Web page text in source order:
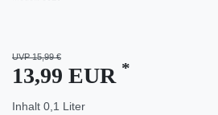
UVP 15,99 €
13,99 EUR *
Inhalt 0,1 Liter